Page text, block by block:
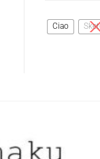
tuotteella
sivulla.
Ciao